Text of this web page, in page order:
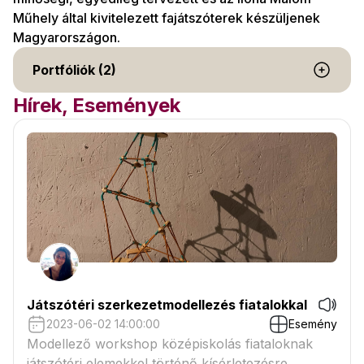
Műhely által kivitelezett fajátszóterek készüljenek
Magyarországon.
Portfóliók (2)
Hírek, Események
Játszótéri szerkezetmodellezés fiatalokkal
2023-06-02 14:00:00 Esemény
Modellező workshop középiskolás fiataloknak